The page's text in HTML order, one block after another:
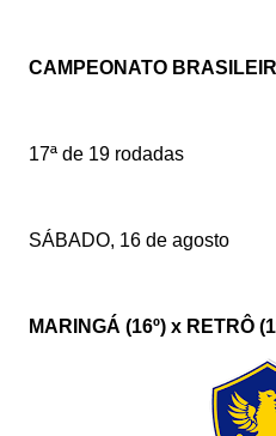
CAMPEONATO
17ª de 19 rodadas
SÁBADO, 16 de agosto
MARINGÁ (16º) x RETRÔ